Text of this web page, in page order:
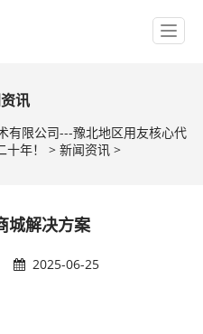
讯
有限公司---豫北地区用友核心代
年！
> 新闻资讯>
城解决方案
2025-06-25